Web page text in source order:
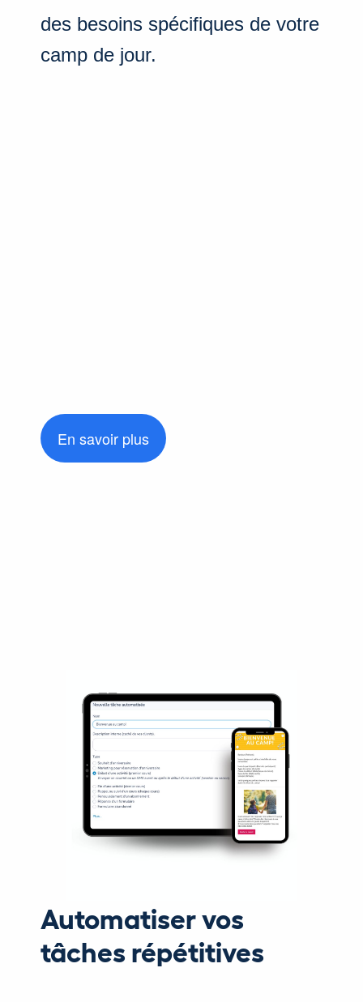
des besoins spécifiques de votre
camp de jour.
En savoir plus
Automatiser vos
tâches répétitives